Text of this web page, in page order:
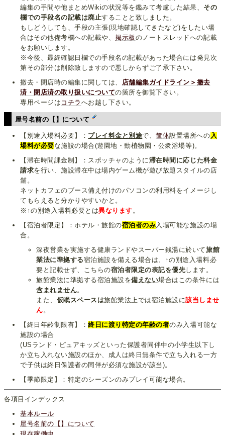
編集の手間や他まとめWikiの状況等を鑑みて考慮した結果、 その
欄での手段名の記載は廃止することと致しました。
もしどうしても、手段の主張(現地確認してきたなど)をしたい場
合はその他備考欄への記載や、掲示板のノートスレッドへの記載
をお願いします。
※今後、最終確認日欄での手段名の記載があった場合には発見次
第その部分は削除致しますので悪しからずご了承下さい。
撤去・閉店時の編集に関しては、
店舗編集ガイドライン＞撤去
済・閉店済の取り扱いについての箇所を御覧下さい。
専用ページは コチラ へお越し下さい。
屋号名前の【】について
【別途入場料必要】： プレイ料金と別途で、筐体設置場所への 入
場料が必要な施設の場合(遊園地・動植物園・公衆浴場等)。
【滞在時間課金制】：スポッチャのように 滞在時間に応じた料金
請求を行い、施設滞在中は場内ゲーム機が遊び放題スタイルの店
舗。
ネットカフェのブース備え付けのパソコンの利用料をイメージし
てもらえると分かりやすいかと。
※↑の別途入場料必要とは異なります 。
【宿泊者限定】：ホテル・旅館の宿泊者のみ 入場可能な施設の場
合。
深夜営業を実施する健康ランドやスーパー銭湯に於いて旅館
業法に準拠する宿泊施設を備える場合は、↑の別途入場料必
要と記載せず、こちらの宿泊者限定の表記を優先します。
旅館業法に準拠する宿泊施設を備えない場合はこの条件には
含まれません。
また、 仮眠スペースは旅館業法上では宿泊施設に該当しませ
ん。
【終日年齢制限有】：終日に渡り特定の年齢の者のみ入場可能な
施設の場合
(USランド・ピュアキッズといった保護者同伴中の小学生以下し
か立ち入れない施設のほか、成人は終日無条件で立ち入れる一方
で子供は終日保護者の同伴が必須な施設が該当)。
【季節限定】：特定のシーズンのみプレイ可能な場合。
各項目インデックス
基本ルール
屋号名前の【】について